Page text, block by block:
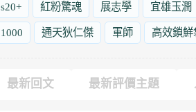
s20+ 紅粉驚魂 展志學 宜雄玉潤
1000 通天狄仁傑 軍師 高效鎖鮮
最新回文 最新評價主題